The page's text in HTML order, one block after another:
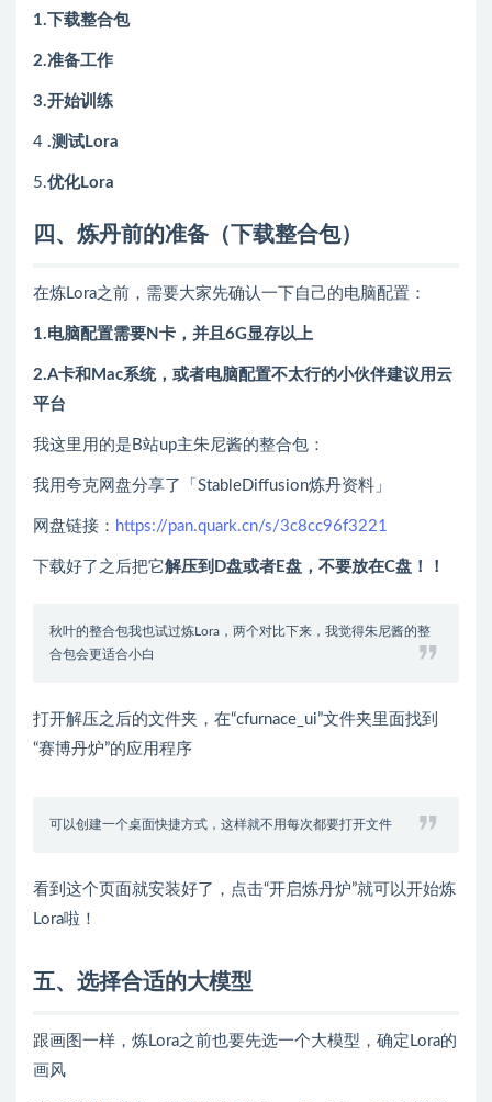
1.下载整合包
2.准备工作
3.开始训练
4 .测试Lora
5.优化Lora
四、炼丹前的准备（ 下载整合包）
在炼Lora之前，需要大家先确认一下自己的电脑配置：
1.电脑配置需要N卡，并且6G显存以上
2.A卡和Mac系统，或者电脑配置不太行的小伙伴建议用云
平台
我这里用的是B站up主朱尼酱的整合包：
我用夸克网盘分享了「StableDiffusion炼丹资料」
网盘链接： https://pan.quark.cn/s/3c8cc96f3221
下载好了之后把它解压到D盘或者E盘，不要放在C盘！！
秋叶的整合包我也试过炼Lora，两个对比下来，我觉得朱尼酱的整
合包会更适合小白
打开解压之后的文件夹，在“cfurnace_ui”文件夹里面找到
“赛博丹炉”的应用程序
可以创建一个桌面快捷方式，这样就不用每次都要打开文件
看到这个页面就安装好了，点击“开启炼丹炉”就可以开始炼
Lora啦！
五、选择合适的大模型
跟画图一样，炼Lora之前也要先选一个大模型，确定Lora的
画风